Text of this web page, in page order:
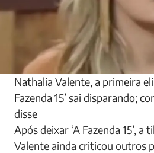
Nathalia Valente, a primeira
Fazenda 15’ sai disparando;
disse
Após deixar ‘A Fazenda 15’,
Valente ainda criticou outros